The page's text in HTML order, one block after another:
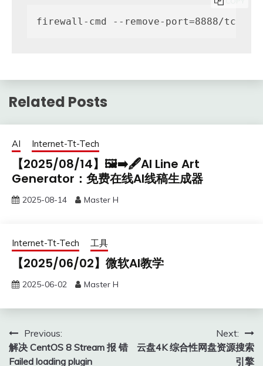
firewall-cmd --remove-port=8888/tcp
Related Posts
AI Internet-Tt-Tech
【2025/08/14】🖼️➡️🖋️AI Line Art
Generator：免费在线AI线稿生成器
2025-08-14 Master H
Internet-Tt-Tech 工具
【2025/06/02】微软AI教学
2025-06-02 Master H
Post
navigation
Previous:
解决 CentOS 8 Stream 报 错
Failed loading plugin
Next:
云盘4K 综合性网盘资源搜索
引擎